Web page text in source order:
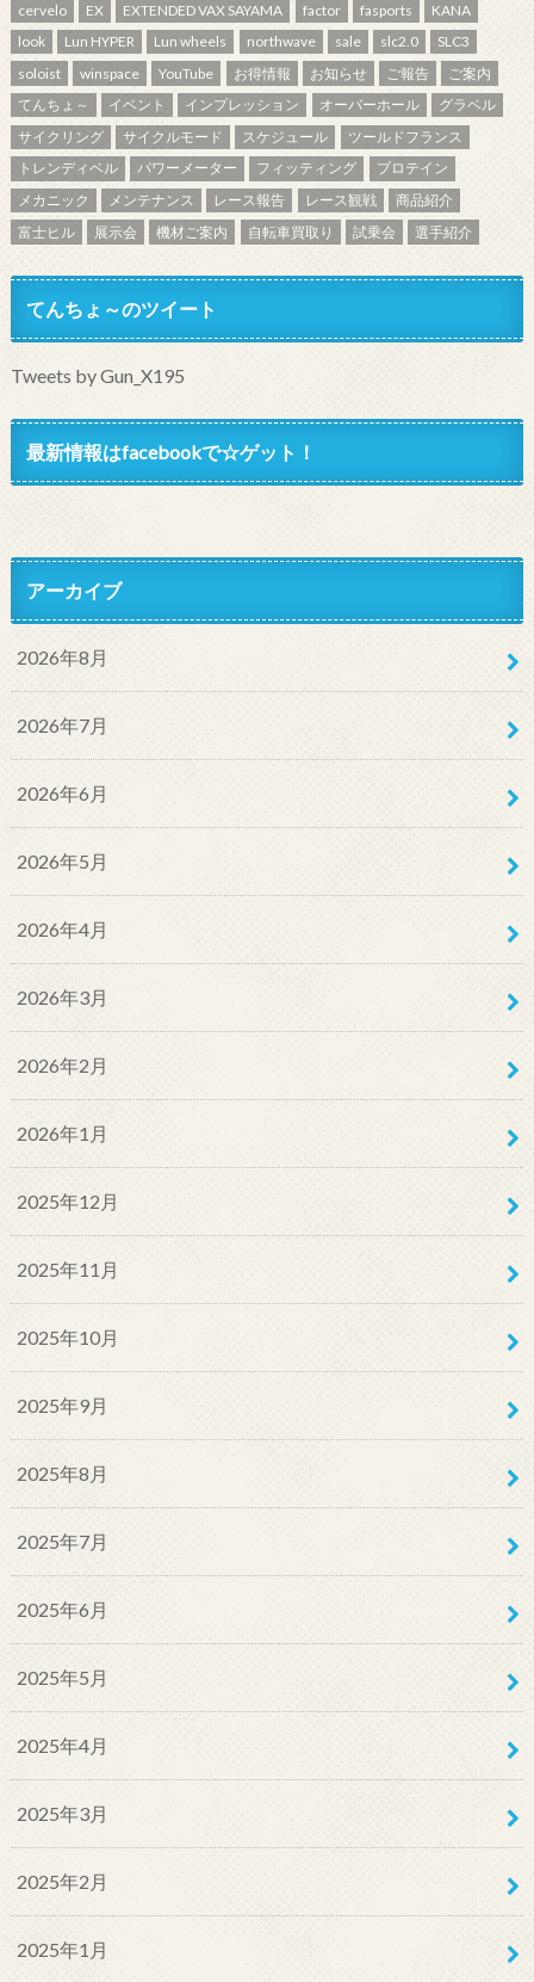
cervelo EX EXTENDED VAX SAYAMA factor fasports
KANA
look
Lun HYPER Lun wheels northwave sale slc2.0
SLC3
soloist
winspace YouTube お得情報 お知らせ ご報告
ご案内
てんちょ～
イベント インプレッション オーバーホール
グラベル
サイクリング
サイクルモード スケジュール
ツールドフランス
トレンディベル
パワーメーター フィッティング
プロテイン
メカニック
メンテナンス レース報告 レース観戦
商品紹介
富士ヒル
展示会 機材ご案内 自転車買取り 試乗会 選手紹介
てんちょ～のツイート
Tweets by Gun_X195
最新情報はfacebookで☆ゲット！
アーカイブ
2026年8月
2026年7月
2026年6月
2026年5月
2026年4月
2026年3月
2026年2月
2026年1月
2025年12月
2025年11月
2025年10月
2025年9月
2025年8月
2025年7月
2025年6月
2025年5月
2025年4月
2025年3月
2025年2月
2025年1月